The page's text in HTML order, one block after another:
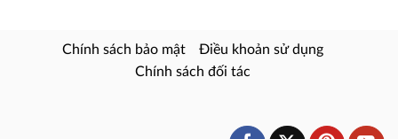
Chính sách bảo mật
Điều khoản sử dụng
Chính sách đối tác